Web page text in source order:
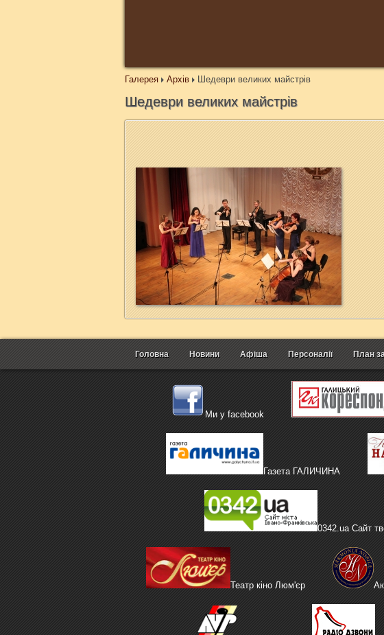
Галерея Архів Шедеври великих майстрів
Шедеври великих майстрів
Головна Новини Афіша Персоналії План
Ми у facebook
Газета ГАЛИЧИНА
0342.ua Сайт
Театр кіно Люм'єр